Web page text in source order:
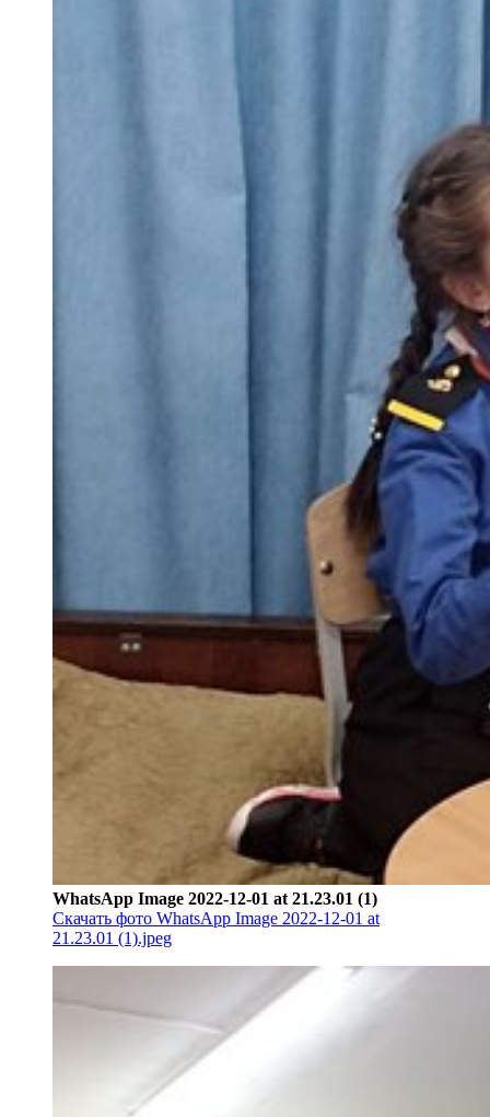
WhatsApp Image 2022-12-01 at 21.23.01 (1)
Скачать фото WhatsApp Image 2022-12-01 at
21.23.01 (1).jpeg